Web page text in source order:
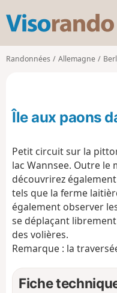
s
Randonnées Allemagne
Île aux paons
Petit circuit sur la
lac Wannsee. Outre le
découvrirez
tels que la ferme
également observer
se déplaçant
des volières.
Remarque : la
Fiche